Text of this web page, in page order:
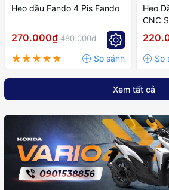
Heo dầu Fando 4 Pis Fando
270.000₫ 480.000₫
Heo
CNC
Xem tất cả